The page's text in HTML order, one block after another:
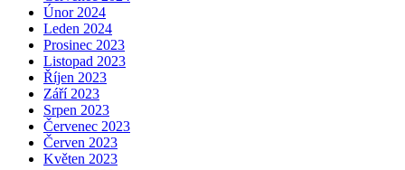
Únor 2024
Leden 2024
Prosinec 2023
Listopad 2023
Říjen 2023
Září 2023
Srpen 2023
Červenec 2023
Červen 2023
Květen 2023